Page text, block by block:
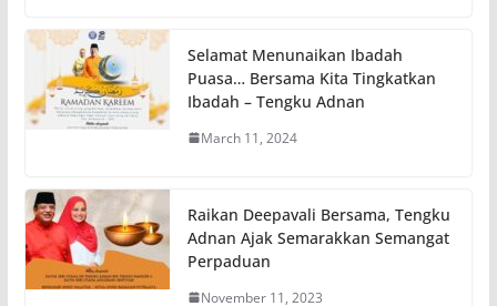
Selamat Menunaikan Ibadah
Puasa… Bersama Kita Tingkatkan
Ibadah – Tengku Adnan
March 11, 2024
Raikan Deepavali Bersama, Tengku
Adnan Ajak Semarakkan Semangat
Perpaduan
November 11, 2023